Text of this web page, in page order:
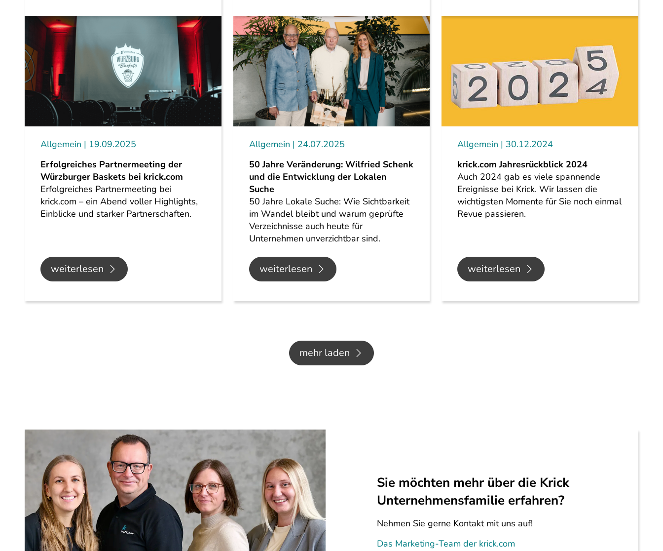
Allgemein
19.09.2025
Erfolgreiches Partnermeeting der
Würzburger Baskets bei krick.com
Erfolgreiches Partnermeeting bei
krick.com – ein Abend voller Highlights,
Einblicke und starker Partnerschaften.
weiterlesen
Allgemein
24.07.2025
50 Jahre Veränderung: Wilfried Schenk
und die Entwicklung der Lokalen
Suche
50 Jahre Lokale Suche: Wie Sichtbarkeit
im Wandel bleibt und warum geprüfte
Verzeichnisse auch heute für
Unternehmen unverzichtbar sind.
weiterlesen
Allgemein
30.12.2024
krick.com Jahresrückblick 2024
Auch 2024 gab es viele spannende
Ereignisse bei Krick. Wir lassen die
wichtigsten Momente für Sie noch einmal
Revue passieren.
weiterlesen
mehr laden
Sie möchten mehr über die Krick
Unternehmensfamilie erfahren?
Nehmen Sie gerne Kontakt mit uns auf!
Das Marketing-Team der krick.com